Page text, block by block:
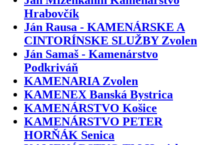
Hrabovčík
Ján Rausa - KAMENÁRSKE A
CINTORÍNSKE SLUŽBY Zvolen
Ján Samaš - Kamenárstvo
Podkriváň
KAMENARIA Zvolen
KAMENEX Banská Bystrica
KAMENÁRSTVO Košice
KAMENÁRSTVO PETER
HORŇÁK Senica